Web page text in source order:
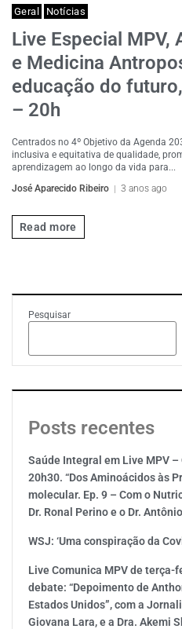
Geral Notícias
Live Especial MPV,
e Medicina
educação do
– 20h
Centrados no 4º Objetivo da Agenda
inclusiva e equitativa de qualidade,
aprendizagem ao longo da vida para...
José Aparecido Ribeiro
3 anos ago
Read more
Pesquisar
Posts recentes
Saúde Integral em Live MPV
20h30. “Dos Aminoácidos às
molecular. Ep. 9 – Com o
Dr. Ronal Perino e o Dr.
WSJ: ‘Uma conspiração da
Live Comunica MPV de terça-
debate: “Depoimento de
Estados Unidos”, com a
Giovana Lara, e a Dra. Akemi